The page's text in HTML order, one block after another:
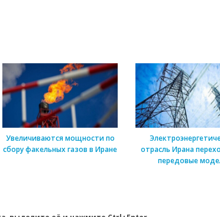
Увеличиваются мощности по
сбору факельных газов в Иране
отрасль Ирана
передовые